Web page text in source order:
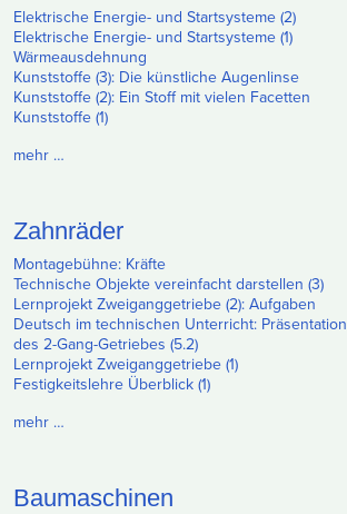
Elektrische Energie- und Startsysteme (2)
Elektrische Energie- und Startsysteme (1)
Wärmeausdehnung
Kunststoffe (3): Die künstliche Augenlinse
Kunststoffe (2): Ein Stoff mit vielen Facetten
Kunststoffe (1)
mehr …
Zahnräder
Montagebühne: Kräfte
Technische Objekte vereinfacht darstellen (3)
Lernprojekt Zweiganggetriebe (2): Aufgaben
Deutsch im technischen Unterricht: Präsentation
des 2-Gang-Getriebes (5.2)
Lernprojekt Zweiganggetriebe (1)
Festigkeitslehre Überblick (1)
mehr …
Baumaschinen